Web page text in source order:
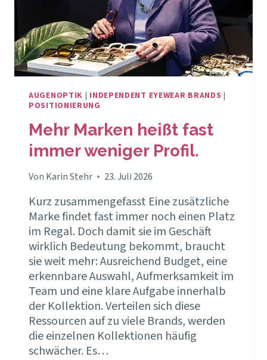
AUGENOPTIK | INDEPENDENT EYEWEAR BRANDS |
POSITIONIERUNG
Mehr Marken heißt fast
immer weniger Profil.
Von Karin Stehr 23. Juli 2026
Kurz zusammengefasst Eine zusätzliche
Marke findet fast immer noch einen Platz
im Regal. Doch damit sie im Geschäft
wirklich Bedeutung bekommt, braucht
sie weit mehr: Ausreichend Budget, eine
erkennbare Auswahl, Aufmerksamkeit im
Team und eine klare Aufgabe innerhalb
der Kollektion. Verteilen sich diese
Ressourcen auf zu viele Brands, werden
die einzelnen Kollektionen häufig
schwächer. Es…